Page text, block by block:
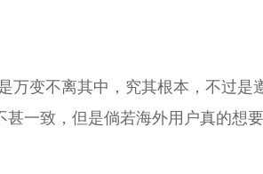
万变不离其中，究其根本，不过是
一致，但是倘若海外用户真的想要